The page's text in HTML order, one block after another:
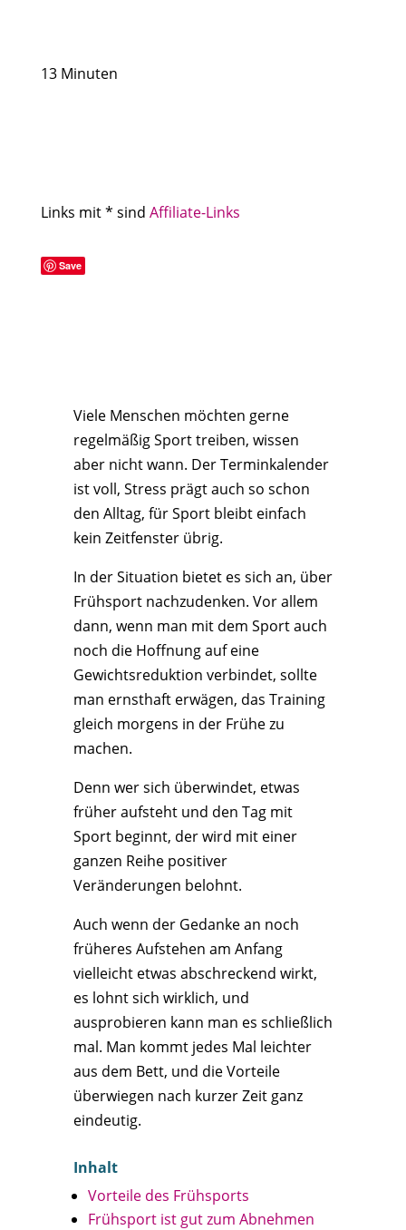
13 Minuten
Links mit * sind Affiliate-Links
Save
Viele Menschen möchten gerne
regelmäßig Sport treiben, wissen
aber nicht wann. Der Terminkalender
ist voll, Stress prägt auch so schon
den Alltag, für Sport bleibt einfach
kein Zeitfenster übrig.
In der Situation bietet es sich an, über
Frühsport nachzudenken. Vor allem
dann, wenn man mit dem Sport auch
noch die Hoffnung auf eine
Gewichtsreduktion verbindet, sollte
man ernsthaft erwägen, das Training
gleich morgens in der Frühe zu
machen.
Denn wer sich überwindet, etwas
früher aufsteht und den Tag mit
Sport beginnt, der wird mit einer
ganzen Reihe positiver
Veränderungen belohnt.
Auch wenn der Gedanke an noch
früheres Aufstehen am Anfang
vielleicht etwas abschreckend wirkt,
es lohnt sich wirklich, und
ausprobieren kann man es schließlich
mal. Man kommt jedes Mal leichter
aus dem Bett, und die Vorteile
überwiegen nach kurzer Zeit ganz
eindeutig.
Inhalt
Vorteile des Frühsports
Frühsport ist gut zum Abnehmen